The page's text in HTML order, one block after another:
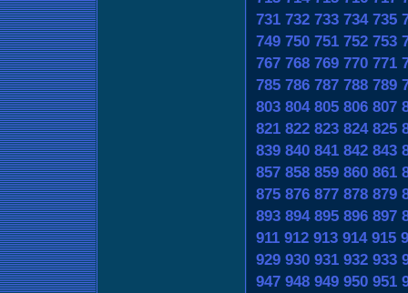
731 732 733 734 735
749 750 751 752 753
767 768 769 770 771
785 786 787 788 789
803 804 805 806 807
821 822 823 824 825
839 840 841 842 843
857 858 859 860 861
875 876 877 878 879
893 894 895 896 897
911 912 913 914 915
929 930 931 932 933
947 948 949 950 951